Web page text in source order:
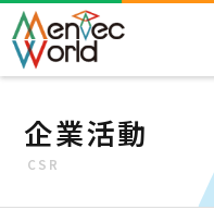
企業活動
CSR